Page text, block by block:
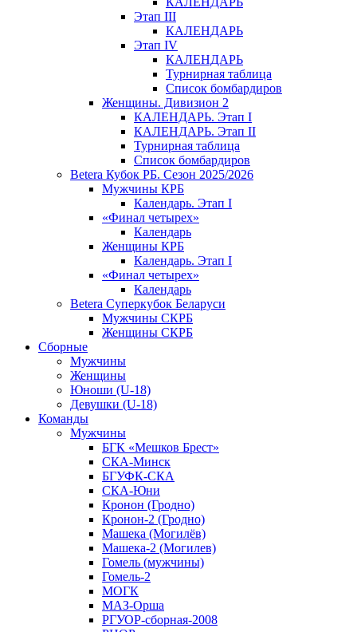
Этап III
КАЛЕНДАРЬ
Этап IV
КАЛЕНДАРЬ
Турнирная таблица
Список бомбардиров
Женщины. Дивизион 2
КАЛЕНДАРЬ. Этап I
КАЛЕНДАРЬ. Этап II
Турнирная таблица
Список бомбардиров
Betera Кубок РБ. Сезон 2025/2026
Мужчины КРБ
Календарь. Этап I
«Финал четырех»
Календарь
Женщины КРБ
Календарь. Этап I
«Финал четырех»
Календарь
Betera Суперкубок Беларуси
Мужчины СКРБ
Женщины СКРБ
Сборные
Мужчины
Женщины
Юноши (U-18)
Девушки (U-18)
Команды
Мужчины
БГК «Мешков Брест»
СКА-Минск
БГУФК-СКА
СКА-Юни
Кронон (Гродно)
Кронон-2 (Гродно)
Машека (Могилёв)
Машека-2 (Могилев)
Гомель (мужчины)
Гомель-2
МОГК
МАЗ-Орша
РГУОР-сборная-2008